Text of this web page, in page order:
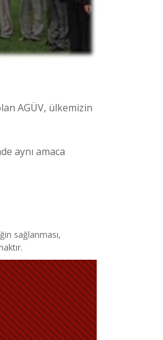
AGÜV, ülkemizin
aynı amaca
sağlanması,